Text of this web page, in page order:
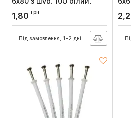
Sokol
Артикул:
1,80 грн
Під замовлення, 1-2 дні